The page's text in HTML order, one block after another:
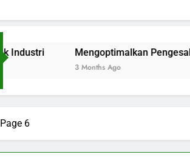
Mengoptimalkan Pengesahan
Page 6